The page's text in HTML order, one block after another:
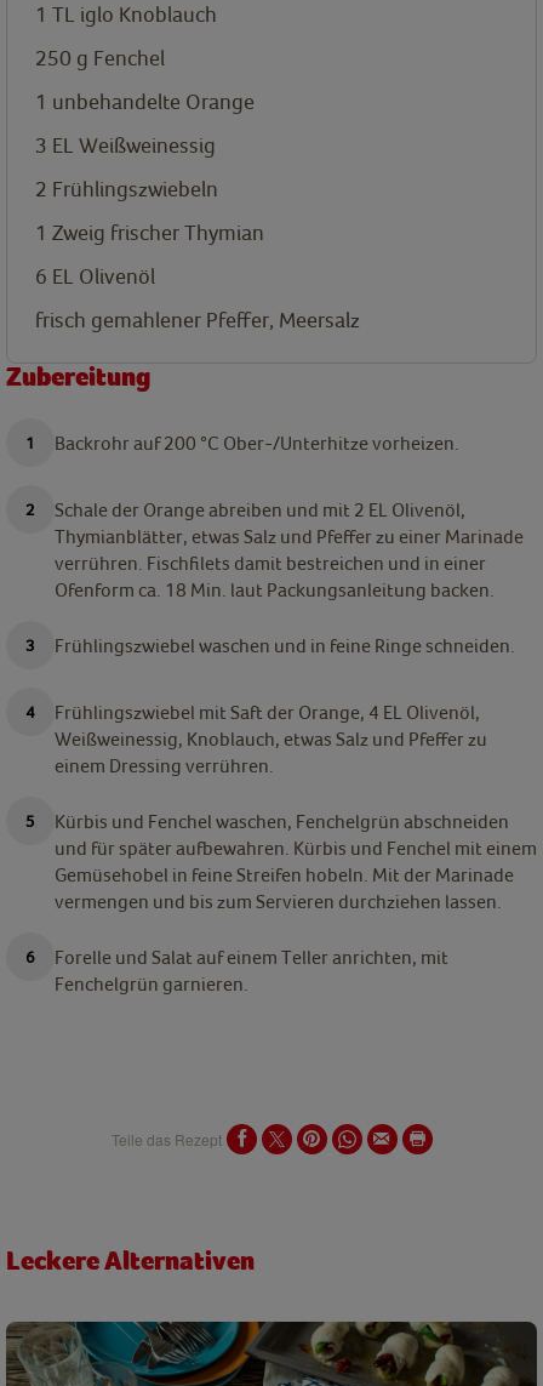
1 TL iglo Knoblauch
250 g Fenchel
1 unbehandelte Orange
3 EL Weißweinessig
2 Frühlingszwiebeln
1 Zweig frischer Thymian
6 EL Olivenöl
frisch gemahlener Pfeffer, Meersalz
Zubereitung
Backrohr auf 200 °C Ober-/Unterhitze vorheizen.
Schale der Orange abreiben und mit 2 EL Olivenöl,
Thymianblätter, etwas Salz und Pfeffer zu einer Marinade
verrühren. Fischfilets damit bestreichen und in einer
Ofenform ca. 18 Min. laut Packungsanleitung backen.
Frühlingszwiebel waschen und in feine Ringe schneiden.
Frühlingszwiebel mit Saft der Orange, 4 EL Olivenöl,
Weißweinessig, Knoblauch, etwas Salz und Pfeffer zu
einem Dressing verrühren.
Kürbis und Fenchel waschen, Fenchelgrün abschneiden
und für später aufbewahren. Kürbis und Fenchel mit einem
Gemüsehobel in feine Streifen hobeln. Mit der Marinade
vermengen und bis zum Servieren durchziehen lassen.
Forelle und Salat auf einem Teller anrichten, mit
Fenchelgrün garnieren.
Teile das Rezept
Leckere Alternativen